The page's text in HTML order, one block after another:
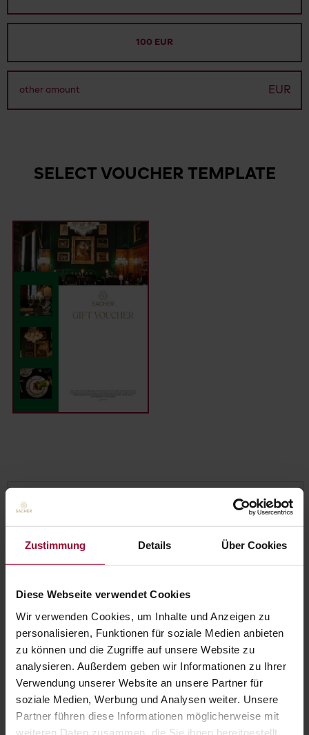
Zustimmung Details Über Cookies
Diese Webseite verwendet Cookies
Wir verwenden Cookies, um Inhalte und Anzeigen zu
personalisieren, Funktionen für soziale Medien anbieten
zu können und die Zugriffe auf unsere Website zu
analysieren. Außerdem geben wir Informationen zu Ihrer
Verwendung unserer Website an unsere Partner für
soziale Medien, Werbung und Analysen weiter. Unsere
Partner führen diese Informationen möglicherweise mit
weiteren Daten zusammen, die Sie ihnen bereitgestellt
100 EUR
EUR
SELECT VOUCHER TEMPLATE
0,00 EUR